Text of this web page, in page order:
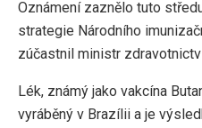
Oznámení zaznělo tuto
strategie Národního
zúčastnil ministr
Lék, známý jako vakcína
vyráběný v Brazílii a je